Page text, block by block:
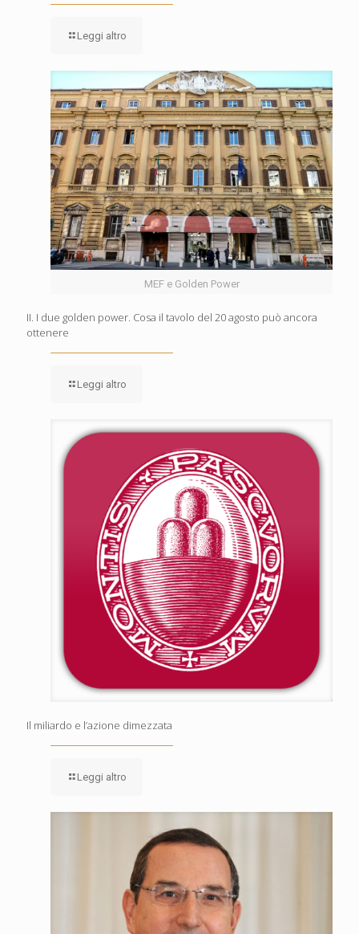
Leggi altro
MEF e Golden Power
II. I due golden power. Cosa il tavolo del 20 agosto può ancora
ottenere
Leggi altro
Il miliardo e l’azione dimezzata
Leggi altro